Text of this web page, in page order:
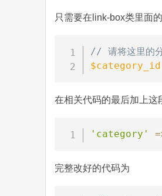
只需要在link-box类里面
// 请将这里的
$category_id
在相关代码的最后加上这
'category'
完整改好的代码为